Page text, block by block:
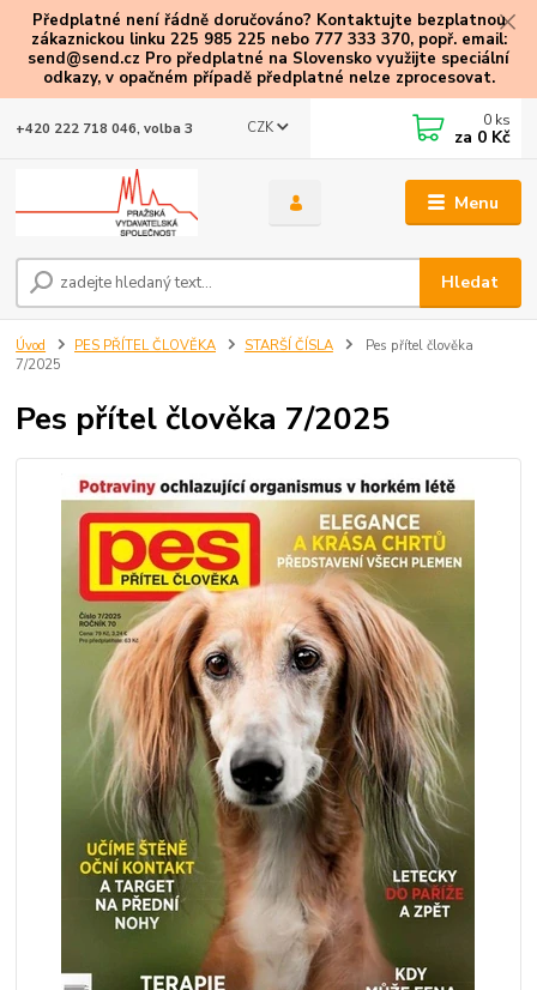
Předplatné není řádně doručováno? Kontaktujte bezplatnou
zákaznickou linku 225 985 225 nebo 777 333 370, popř. email:
send@send.cz Pro předplatné na Slovensko využijte speciální
odkazy, v opačném případě předplatné nelze zprocesovat.
Menu
CZK
Hledat
+420 222 718 046, volba 3 0 ks
za 0 Kč
Úvod PES PŘÍTEL ČLOVĚKA STARŠÍ ČÍSLA
Pes přítel člověka
7/2025
Pes přítel člověka 7/2025